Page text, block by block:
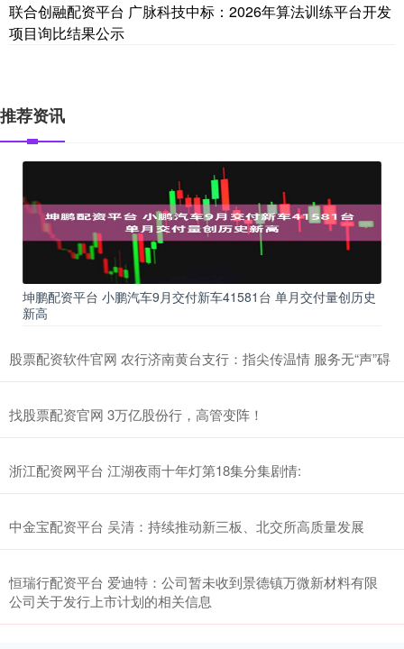
联合创融配资平台 广脉科技中标：2026年算法训练平台开发
项目询比结果公示
推荐资讯
坤鹏配资平台 小鹏汽车9月交付新车41581台 单月交付量创历史
新高
股票配资软件官网 农行济南黄台支行：指尖传温情 服务无“声”碍
找股票配资官网 3万亿股份行，高管变阵！
浙江配资网平台 江湖夜雨十年灯第18集分集剧情:
中金宝配资平台 吴清：持续推动新三板、北交所高质量发展
恒瑞行配资平台 爱迪特：公司暂未收到景德镇万微新材料有限
公司关于发行上市计划的相关信息